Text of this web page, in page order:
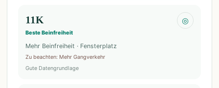
11K
Beste Beinfreiheit
◎
Mehr Beinfreiheit · Fensterplatz
Zu beachten: Mehr Gangverkehr
Gute Datengrundlage